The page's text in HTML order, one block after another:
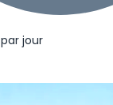
par jour